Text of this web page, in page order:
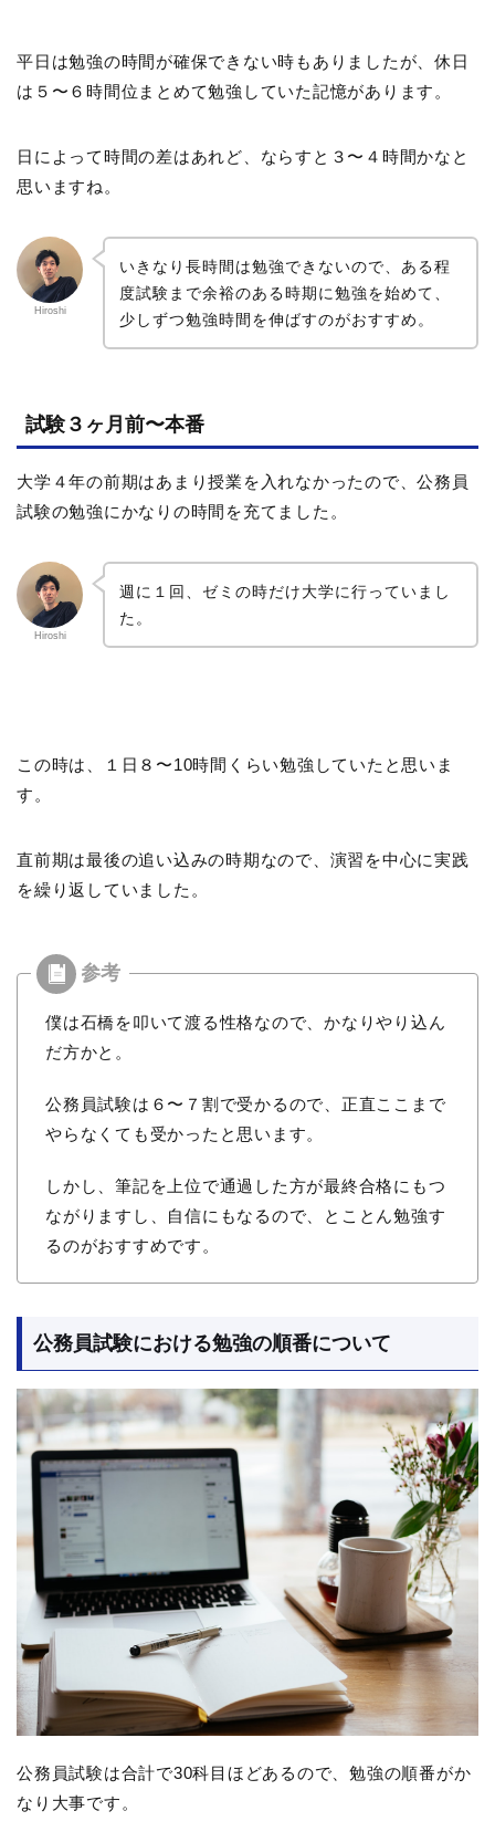
平日は勉強の時間が確保できない時もありましたが、休日
は５〜６時間位まとめて勉強していた記憶があります。
日によって時間の差はあれど、ならすと３〜４時間かなと
思いますね。
Hiroshi
いきなり長時間は勉強できないので、ある程
度試験まで余裕のある時期に勉強を始めて、
少しずつ勉強時間を伸ばすのがおすすめ。
試験３ヶ月前〜本番
大学４年の前期はあまり授業を入れなかったので、公務員
試験の勉強にかなりの時間を充てました。
Hiroshi
週に１回、ゼミの時だけ大学に行っていまし
た。
この時は、１日８〜10時間くらい勉強していたと思いま
す。
直前期は最後の追い込みの時期なので、演習を中心に実践
を繰り返していました。
僕は石橋を叩いて渡る性格なので、かなりやり込ん
だ方かと。
公務員試験は６〜７割で受かるので、正直ここまで
やらなくても受かったと思います。
しかし、筆記を上位で通過した方が最終合格にもつ
ながりますし、自信にもなるので、とことん勉強す
るのがおすすめです。
公務員試験における勉強の順番について
公務員試験は合計で30科目ほどあるので、勉強の順番がか
なり大事です。